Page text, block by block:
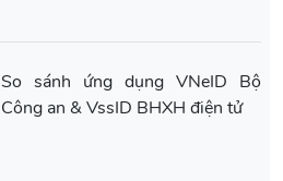
So sánh ứng dụng VNeID Bộ
Công an & VssID BHXH điện tử